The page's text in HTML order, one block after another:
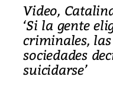
Video,
‘Si la gente
criminales, las
sociedades
suicidarse’